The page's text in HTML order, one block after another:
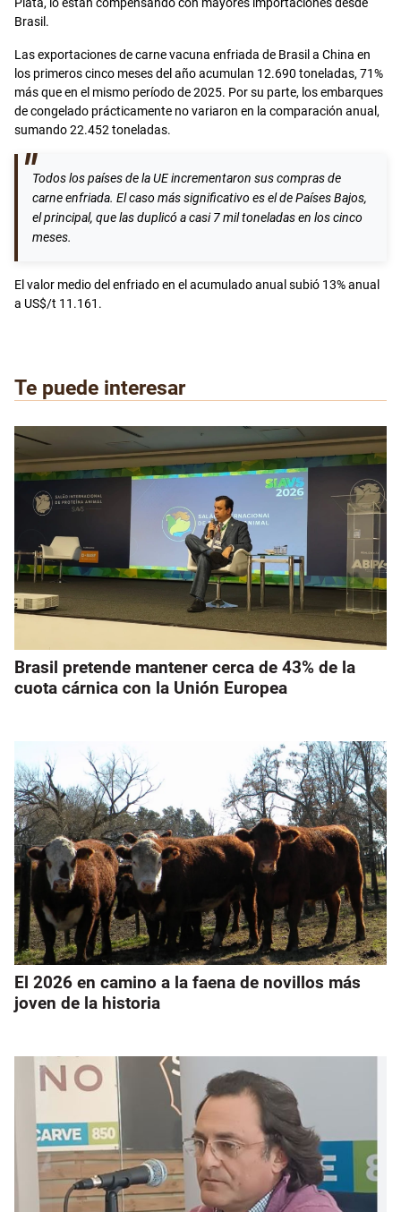
Plata, lo están compensando con mayores importaciones desde
Brasil.
Las exportaciones de carne vacuna enfriada de Brasil a China en
los primeros cinco meses del año acumulan 12.690 toneladas, 71%
más que en el mismo período de 2025. Por su parte, los embarques
de congelado prácticamente no variaron en la comparación anual,
sumando 22.452 toneladas.
Todos los países de la UE incrementaron sus compras de
carne enfriada. El caso más significativo es el de Países Bajos,
el principal, que las duplicó a casi 7 mil toneladas en los cinco
meses.
El valor medio del enfriado en el acumulado anual subió 13% anual
a US$/t 11.161.
Te puede interesar
Brasil pretende mantener cerca de 43% de la
cuota cárnica con la Unión Europea
El 2026 en camino a la faena de novillos más
joven de la historia